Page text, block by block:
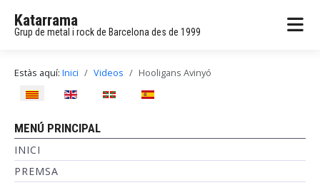
Katarrama
Grup de metal i rock de Barcelona des de 1999
Estàs aquí: Inici Videos Hooligans Avinyó
Seleccioni el seu idioma
MENÚ PRINCIPAL
INICI
PREMSA